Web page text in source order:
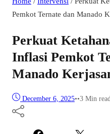
Pemkot Ternate dan Manado
Perkuat
Inflasi Pemkot
Manado
December 6, 2025••3 Min